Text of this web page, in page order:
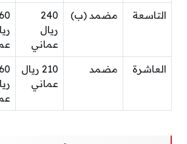
التاسعة مضمد (ب)
240
ريال
عماني
60
العاشرة مضمد
210 ريال
عماني
60